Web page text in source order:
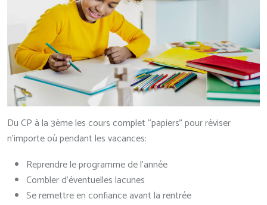
Du CP à la 3ème les cours complet “papiers” pour réviser
n’importe où pendant les vacances:
Reprendre le programme de l’année
Combler d’éventuelles lacunes
Se remettre en confiance avant la rentrée